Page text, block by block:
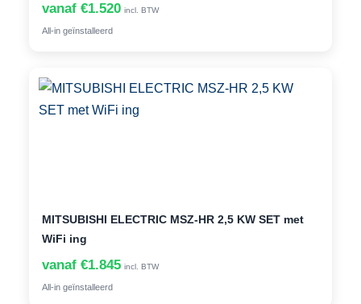
vanaf €1.520 incl. BTW
All-in geïnstalleerd
MITSUBISHI ELECTRIC MSZ-HR 2,5 KW SET met
WiFi ing
vanaf €1.845 incl. BTW
All-in geïnstalleerd